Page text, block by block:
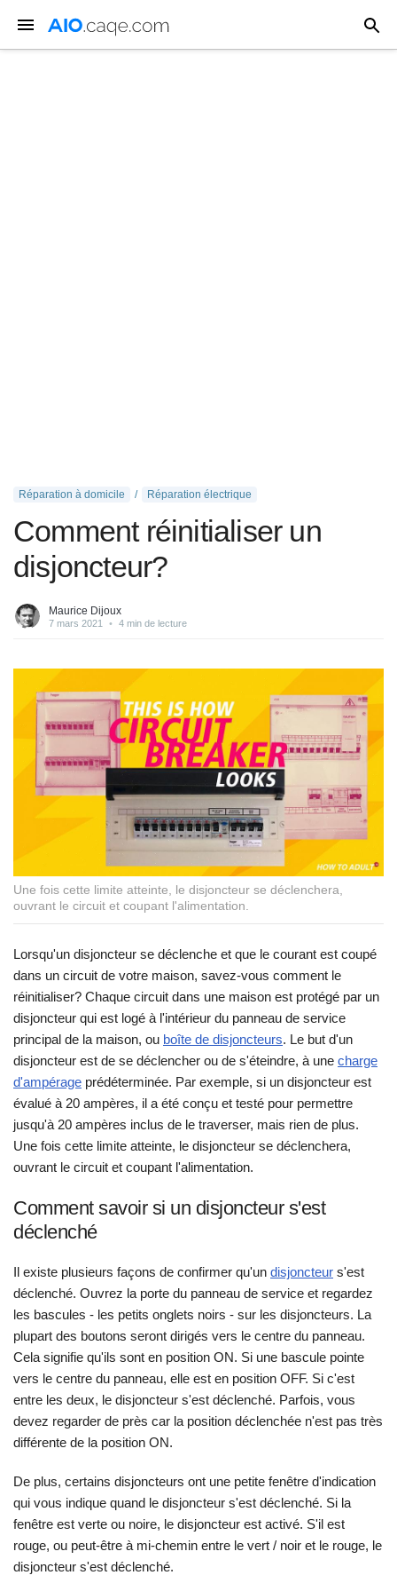
Réparation à domicile Réparation électrique
Comment réinitialiser un
disjoncteur?
Maurice Dijoux
7 mars 2021 • 4 min de lecture
Une fois cette limite atteinte, le disjoncteur se déclenchera,
ouvrant le circuit et coupant l'alimentation.
Lorsqu'un disjoncteur se déclenche et que le courant est coupé
dans un circuit de votre maison, savez-vous comment le
réinitialiser? Chaque circuit dans une maison est protégé par un
disjoncteur qui est logé à l'intérieur du panneau de service
principal de la maison, ou boîte de disjoncteurs. Le but d'un
disjoncteur est de se déclencher ou de s'éteindre, à une charge
d'ampérage prédéterminée. Par exemple, si un disjoncteur est
évalué à 20 ampères, il a été conçu et testé pour permettre
jusqu'à 20 ampères inclus de le traverser, mais rien de plus.
Une fois cette limite atteinte, le disjoncteur se déclenchera,
ouvrant le circuit et coupant l'alimentation.
Comment savoir si un disjoncteur s'est
déclenché
Il existe plusieurs façons de confirmer qu'un disjoncteur s'est
déclenché. Ouvrez la porte du panneau de service et regardez
les bascules - les petits onglets noirs - sur les disjoncteurs. La
plupart des boutons seront dirigés vers le centre du panneau.
Cela signifie qu'ils sont en position ON. Si une bascule pointe
vers le centre du panneau, elle est en position OFF. Si c'est
entre les deux, le disjoncteur s'est déclenché. Parfois, vous
devez regarder de près car la position déclenchée n'est pas très
différente de la position ON.
De plus, certains disjoncteurs ont une petite fenêtre d'indication
qui vous indique quand le disjoncteur s'est déclenché. Si la
fenêtre est verte ou noire, le disjoncteur est activé. S'il est
rouge, ou peut-être à mi-chemin entre le vert / noir et le rouge, le
disjoncteur s'est déclenché.